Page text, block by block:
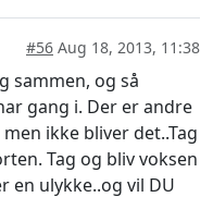
#56 Aug 18, 2013, 11:38
sammen, og så
gang i. Der er andre
ikke bliver det..Tag
Tag og bliv voksen
en ulykke..og vil DU